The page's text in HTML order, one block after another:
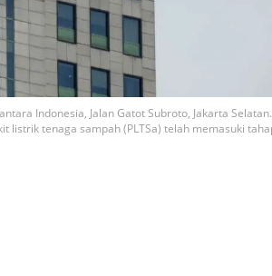
Indonesia, Jalan Gatot Subroto, Jakarta Selatan.
listrik tenaga sampah (PLTSa) telah memasuki